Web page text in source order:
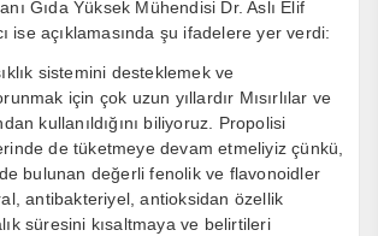
Gıda Yüksek Mühendisi Dr. Aslı Elif
ise açıklamasında şu ifadelere yer verdi:
sistemini desteklemek ve
için çok uzun yıllardır Mısırlılar ve
kullanıldığını biliyoruz. Propolisi
de tüketmeye devam etmeliyiz çünkü,
bulunan değerli fenolik ve flavonoidler
antibakteriyel, antioksidan özellik
süresini kısaltmaya ve belirtileri